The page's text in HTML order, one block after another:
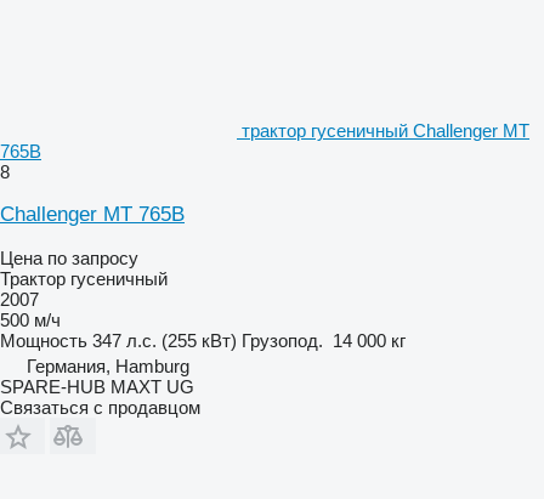
трактор гусеничный Challenger MT
765B
8
Challenger MT 765B
Цена по запросу
Трактор гусеничный
2007
500 м/ч
Мощность 347 л.с. (255 кВт) Грузопод. 14 000 кг
Германия, Hamburg
SPARE-HUB MAXT UG
Связаться с продавцом